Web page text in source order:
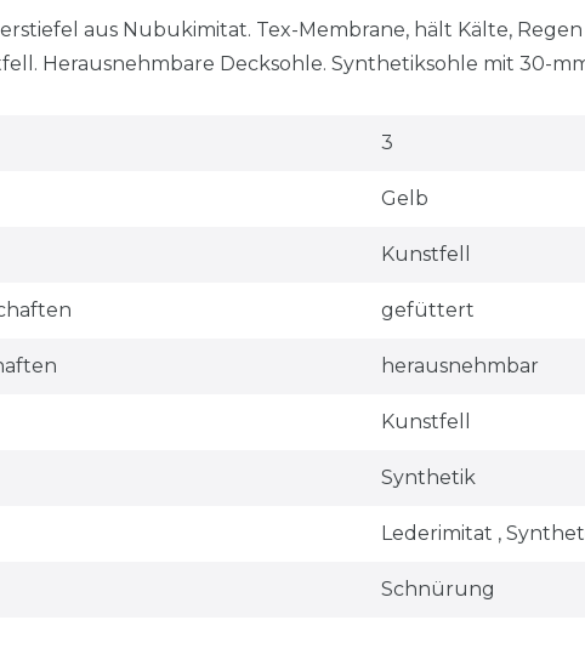
aus Nubukimitat. Tex-Membrane, hält Kälte,
Herausnehmbare Decksohle. Synthetiksohle mit 30-
3
Gelb
Kunstfell
gefüttert
herausnehmbar
Kunstfell
Synthetik
Lederimitat ,
Schnürung